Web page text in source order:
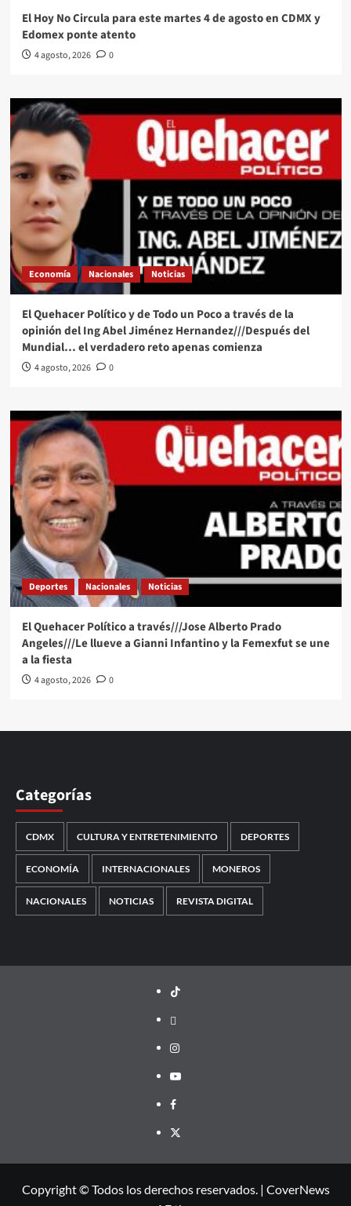
El Hoy No Circula para este martes 4 de agosto en CDMX y
Edomex ponte atento
4 agosto, 2026 0
Economía Nacionales Noticias
El Quehacer Político y de Todo un Poco a través de la
opinión del Ing Abel Jiménez Hernandez///Después del
Mundial… el verdadero reto apenas comienza
4 agosto, 2026 0
Deportes Nacionales Noticias
El Quehacer Político a través///Jose Alberto Prado
Angeles///Le llueve a Gianni Infantino y la Femexfut se une
a la fiesta
4 agosto, 2026 0
Categorías
CDMX CULTURA Y ENTRETENIMIENTO DEPORTES
ECONOMÍA INTERNACIONALES MONEROS
NACIONALES NOTICIAS REVISTA DIGITAL
TikTok
threads
Instagram
Youtube
Facebook
X
Copyright © Todos los derechos reservados. | CoverNews